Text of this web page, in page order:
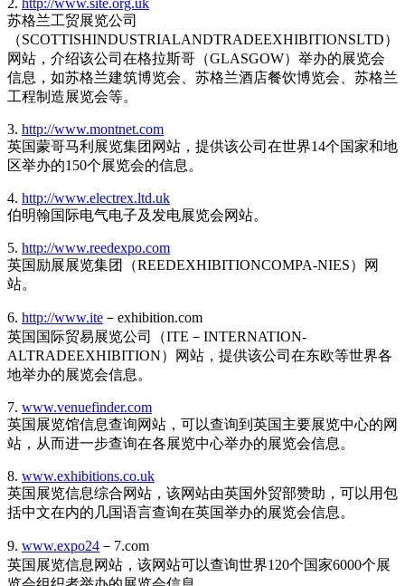
苏格兰工贸展览公司
（SCOTTISHINDUSTRIALANDTRADEEXHIBITIONSLTD）
网站，介绍该公司在格拉斯哥（GLASGOW）举办的展览会
信息，如苏格兰建筑博览会、苏格兰酒店餐饮博览会、苏格兰
工程制造展览会等。
3. http://www.montnet.com
英国蒙哥马利展览集团网站，提供该公司在世界14个国家和地
区举办的150个展览会的信息。
4. http://www.electrex.ltd.uk
伯明翰国际电气电子及发电展览会网站。
5. http://www.reedexpo.com
英国励展展览集团（REEDEXHIBITIONCOMPA-NIES）网
站。
6. http://www.ite －exhibition.com
英国国际贸易展览公司（ITE－INTERNATION-
ALTRADEEXHIBITION）网站，提供该公司在东欧等世界各
地举办的展览会信息。
7. www.venuefinder.com
英国展览馆信息查询网站，可以查询到英国主要展览中心的网
站，从而进一步查询在各展览中心举办的展览会信息。
8. www.exhibitions.co.uk
英国展览信息综合网站，该网站由英国外贸部赞助，可以用包
括中文在内的几国语言查询在英国举办的展览会信息。
9. www.expo24 －7.com
英国展览信息网站，该网站可以查询世界120个国家6000个展